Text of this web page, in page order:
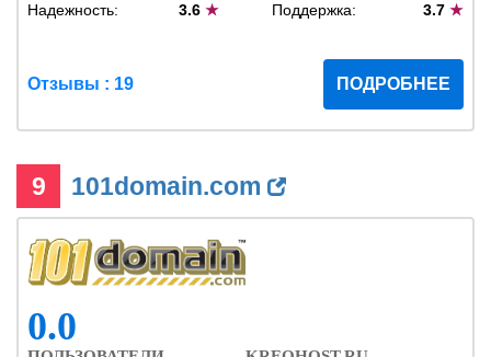
Надежность:
3.6★ Поддержка: 3.7 ★
Отзывы : 19 ПОДРОБНЕЕ
9 101domain.com
0.0